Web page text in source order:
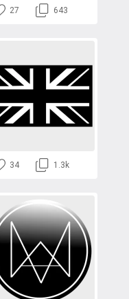
27 643
34 1.3k